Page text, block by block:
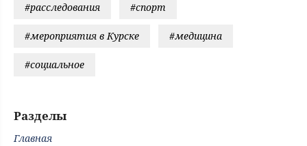
#расследования #спорт
#мероприятия в Курске #медицина
#социальное
Разделы
Главная